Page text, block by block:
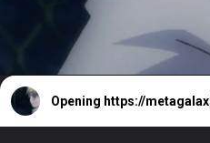
Opening